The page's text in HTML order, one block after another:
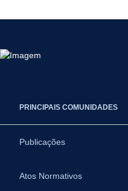
PRINCIPAIS COMUNIDADES
Publicações
Atos Normativos